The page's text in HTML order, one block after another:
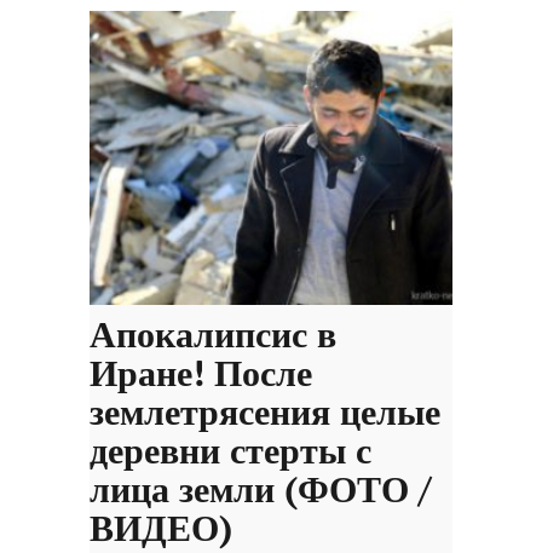
Апокалипсис в
Иране! После
землетрясения целые
деревни стерты с
лица земли (ФОТО /
ВИДЕО)